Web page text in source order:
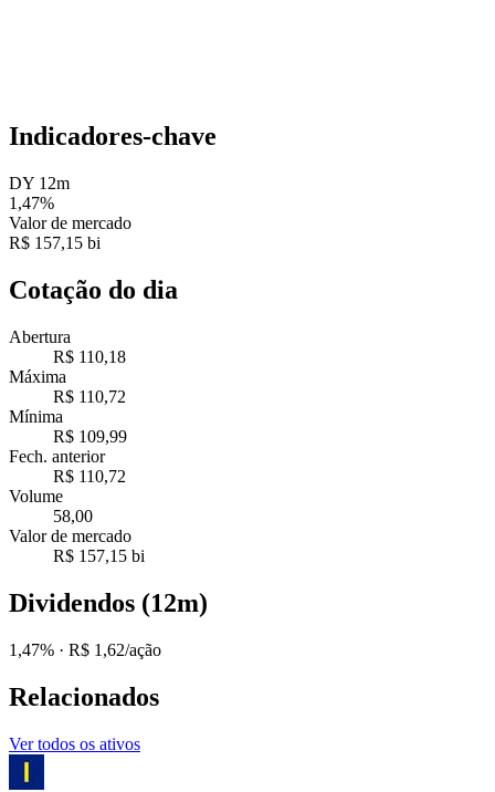
Indicadores-chave
DY 12m
1,47%
Valor de mercado
R$ 157,15 bi
Cotação do dia
Abertura
R$ 110,18
Máxima
R$ 110,72
Mínima
R$ 109,99
Fech. anterior
R$ 110,72
Volume
58,00
Valor de mercado
R$ 157,15 bi
Dividendos (12m)
1,47% · R$ 1,62/ação
Relacionados
Ver todos os ativos